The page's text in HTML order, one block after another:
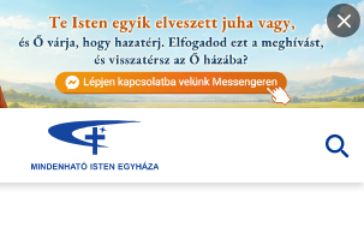
de kevesen a választottak